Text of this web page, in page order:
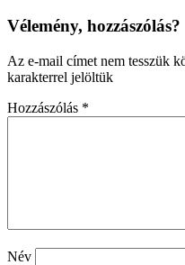
Vélemény, hozzászólás?
Az e-mail címet nem tesszük
karakterrel jelöltük
Hozzászólás *
Név